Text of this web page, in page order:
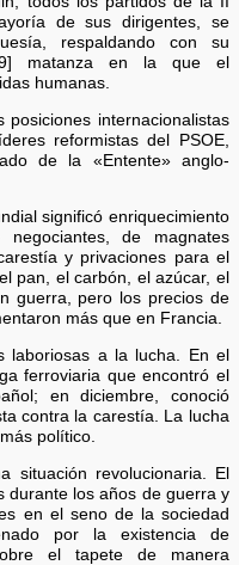
de sus dirigentes, se
respaldando con su
matanza en la que el
humanas.
internacionalistas
reformistas del PSOE,
de la «Entente» anglo-
significó enriquecimiento
de magnates
y privaciones para el
pan, el carbón, el azúcar, el
guerra, pero los precios de
más que en Francia.
laboriosas a la lucha. En el
ferroviaria que encontró el
en diciembre, conoció
contra la carestía. La lucha
político.
situación revolucionaria. El
durante los años de guerra y
en el seno de la sociedad
por la existencia de
el tapete de manera